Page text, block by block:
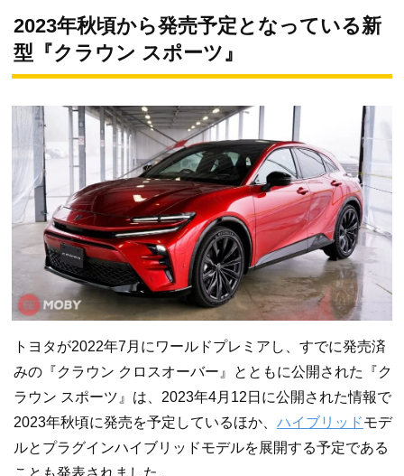
2023年秋頃から発売予定となっている新
型『クラウン スポーツ』
トヨタが2022年7月にワールドプレミアし、すでに発売済
みの『クラウン クロスオーバー』とともに公開された『ク
ラウン スポーツ』は、2023年4月12日に公開された情報で
2023年秋頃に発売を予定しているほか、 ハイブリッドモデ
ルとプラグインハイブリッドモデルを展開する予定である
ことも発表されました。